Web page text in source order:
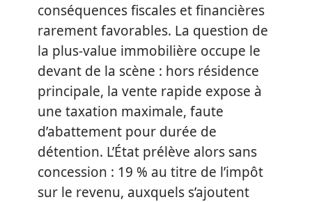
conséquences fiscales et financières
rarement favorables. La question de
la plus-value immobilière occupe le
devant de la scène : hors résidence
principale, la vente rapide expose à
une taxation maximale, faute
d’abattement pour durée de
détention. L’État prélève alors sans
concession : 19 % au titre de l’impôt
sur le revenu, auxquels s’ajoutent